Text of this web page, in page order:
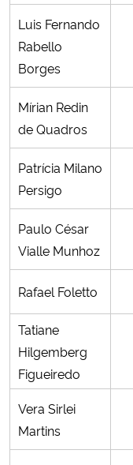
Luis Fernando
Rabello
Borges
Mírian Redin
de Quadros
Patrícia Milano
Persigo
Paulo César
Vialle Munhoz
Rafael Foletto
Tatiane
Hilgemberg
Figueiredo
Vera Sirlei
Martins